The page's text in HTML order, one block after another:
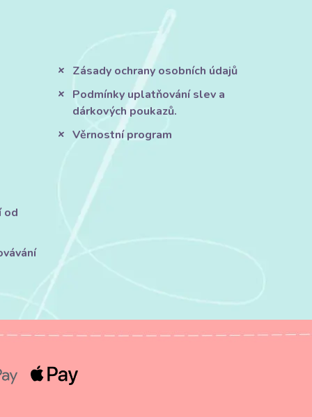
od
Zásady ochrany osobních údajů
Podmínky uplatňování slev a
dárkových poukazů.
Věrnostní program